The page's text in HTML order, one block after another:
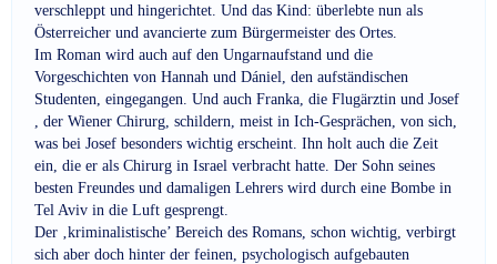
verschleppt und hingerichtet. Und das Kind: überlebte nun als
Österreicher und avancierte zum Bürgermeister des Ortes.
Im Roman wird auch auf den Ungarnaufstand und die
Vorgeschichten von Hannah und Dániel, den aufständischen
Studenten, eingegangen. Und auch Franka, die Flugärztin und Josef
, der Wiener Chirurg, schildern, meist in Ich-Gesprächen, von sich,
was bei Josef besonders wichtig erscheint. Ihn holt auch die Zeit
ein, die er als Chirurg in Israel verbracht hatte. Der Sohn seines
besten Freundes und damaligen Lehrers wird durch eine Bombe in
Tel Aviv in die Luft gesprengt.
Der ‚kriminalistische’ Bereich des Romans, schon wichtig, verbirgt
sich aber doch hinter der feinen, psychologisch aufgebauten